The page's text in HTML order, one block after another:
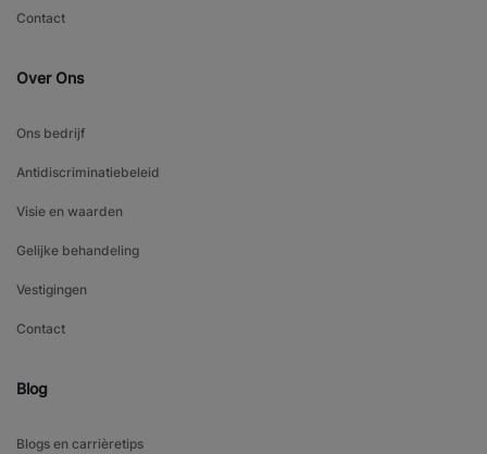
Contact
Over Ons
Ons bedrijf
Antidiscriminatiebeleid
Visie en waarden
Gelijke behandeling
Vestigingen
Contact
Blog
Blogs en carrièretips